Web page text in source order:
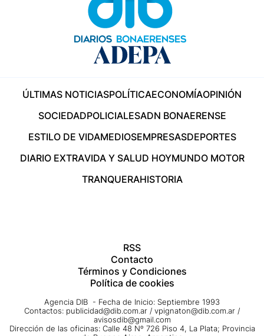
ÚLTIMAS NOTICIASPOLÍTICAECONOMÍAOPINIÓN
SOCIEDADPOLICIALESADN BONAERENSE
ESTILO DE VIDAMEDIOSEMPRESASDEPORTES
DIARIO EXTRAVIDA Y SALUD HOYMUNDO MOTOR
TRANQUERAHISTORIA
RSS
Contacto
Términos y Condiciones
Política de cookies
Agencia DIB - Fecha de Inicio: Septiembre 1993
Contactos: publicidad@dib.com.ar / vpignaton@dib.com.ar /
avisosdib@gmail.com
Dirección de las oficinas: Calle 48 Nº 726 Piso 4, La Plata; Provincia